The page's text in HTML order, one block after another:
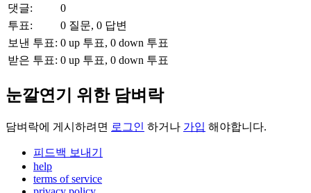
댓글:
0
투표:
0 질문, 0 답변
보낸 투표: 0 up 투표, 0 down 투표
받은 투표: 0 up 투표, 0 down 투표
눈깔연기 위한 담벼락
담벼락에 게시하려면 로그인 하거나 가입 해야합니다.
피드백 보내기
help
terms of service